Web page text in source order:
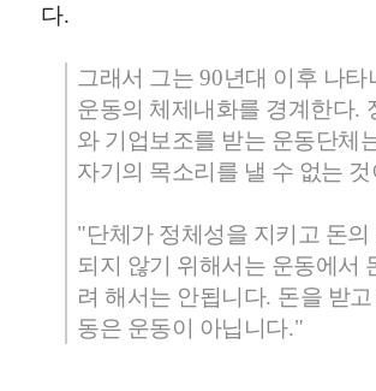
다.
그래서 그는 90년대 이후 나타
운동의 체제내화를 경계한다.
와 기업보조를 받는 운동단체
자기의 목소리를 낼 수 없는
"단체가 정체성을 지키고 돈의
되지 않기 위해서는 운동에서
려 해서는 안됩니다. 돈을 받
동은 운동이 아닙니다."